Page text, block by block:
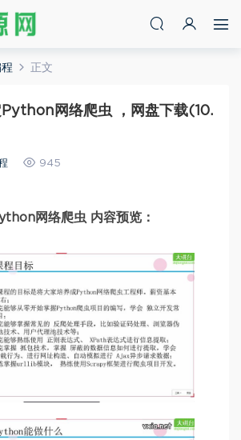
正文
网络爬虫 ，网盘下载(10.
945
网络爬虫 内容预览：